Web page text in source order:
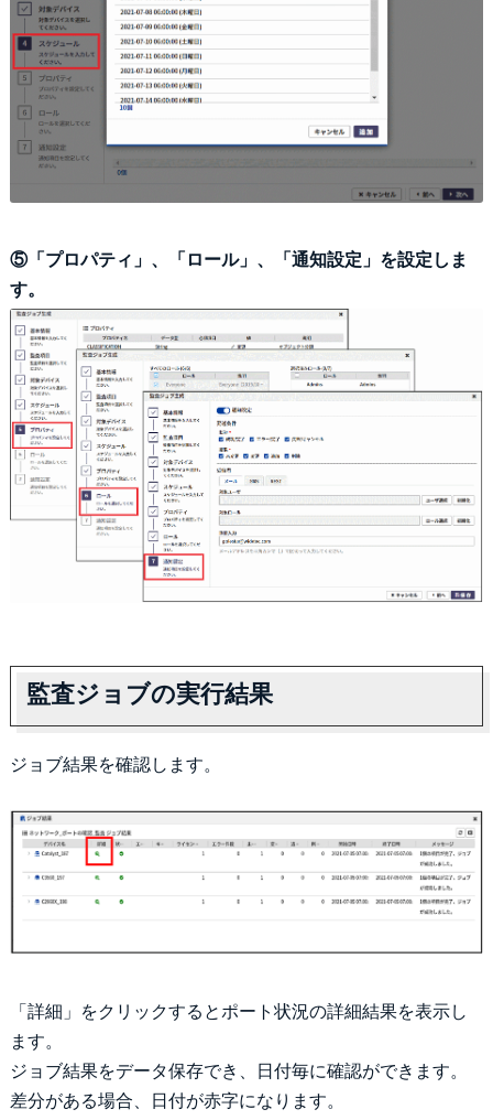
⑤「プロパティ」、「ロール」、「通知設定」を設定しま
す。
監査ジョブの実行結果
ジョブ結果を確認します。
「詳細」をクリックするとポート状況の詳細結果を表示し
ます。
ジョブ結果をデータ保存でき、日付毎に確認ができます。
差分がある場合、日付が赤字になります。